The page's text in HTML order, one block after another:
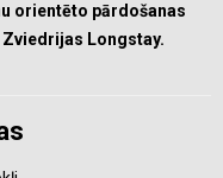
orientēto pārdošanas
Longstay.